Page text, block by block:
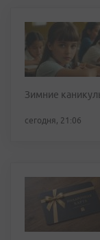
Зимние
сегодня, 21:06